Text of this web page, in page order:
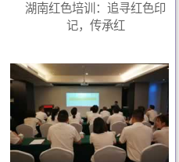
湖南红色培训：追寻红色印
记，传承红